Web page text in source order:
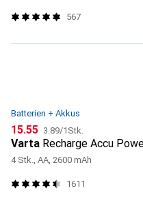
567
Batterien + Akkus
CHF
15.55 CHF
3.89/1Stk.
Varta Recharge Accu
4 Stk., AA, 2600 mAh
1611